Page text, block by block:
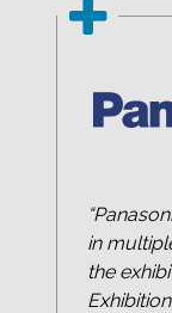
in
the